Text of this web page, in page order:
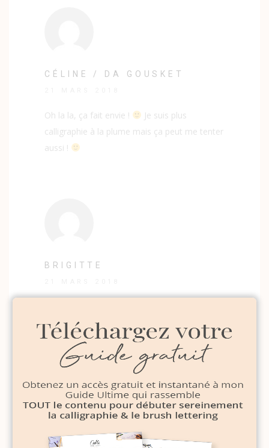
CÉLINE / DA GOUSKET
Oh la la, ça fait envie !
Je suis plus
calligraphie à la plume mais ça peut me tenter
aussi !
BRIGITTE
Pouvez-vous me dire où trouver ces fiches en
Belgique ?
Je ne les ai pas trouvées sur le site Brause et
les frais de livraison de Cultura vers la
Belgique sont de minimum 15 euros.
Merci d’avance pour votre réponse.